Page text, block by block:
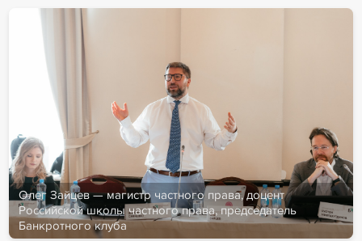
Олег Зайцев — магистр частного права, доцент
Российской школы частного права, председатель
Банкротного клуба